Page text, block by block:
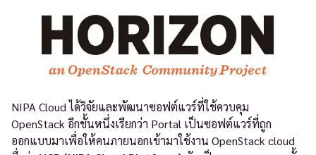
NIPA Cloud ได้วิจัยและพัฒนาซอฟต์แวร์ที่ใช้ควบคุม
OpenStack อีกชั้นหนึ่งเรียกว่า Portal เป็นซอฟต์แวร์ที่ถูก
ออกแบบมาเพื่อให้คนภายนอกเข้ามาใช้งาน OpenStack cloud